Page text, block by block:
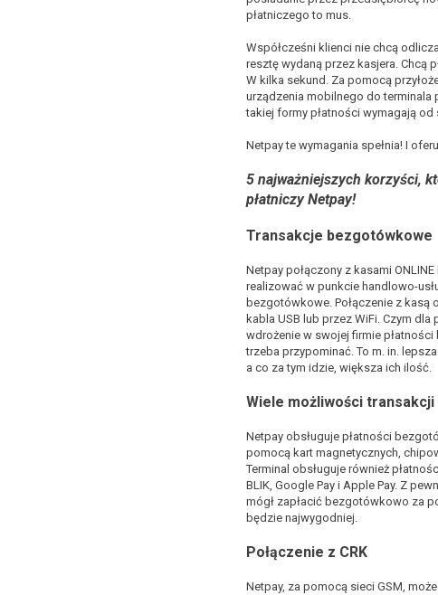
płatniczego to mus.
Współcześni klienci nie chcą
resztę wydaną przez kasjera. Chcą
W kilka sekund. Za pomocą
urządzenia mobilnego do terminala
takiej formy płatności wymagają od
Netpay te wymagania spełnia! I
5 najważniejszych korzyści,
płatniczy Netpay!
Transakcje bezgotówkowe
Netpay połączony z kasami
realizować w punkcie handlowo-
bezgotówkowe. Połączenie z kasą
kabla USB lub przez WiFi. Czym
wdrożenie w swojej firmie
trzeba przypominać. To m. in.
a co za tym idzie, większa ich ilość.
Wiele możliwości
Netpay obsługuje płatności
pomocą kart magnetycznych,
Terminal obsługuje również
BLIK, Google Pay i Apple Pay. Z
mógł zapłacić bezgotówkowo za
będzie najwygodniej.
Połączenie z CRK
Netpay, za pomocą sieci GSM,